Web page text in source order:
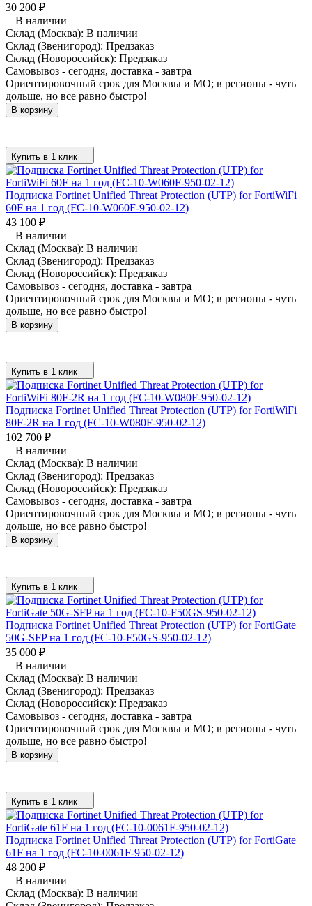
30 200 ₽
В наличии
Склад (Москва): В наличии
Склад (Звенигород): Предзаказ
Склад (Новороссийск): Предзаказ
Самовывоз - сегодня, доставка - завтра
Ориентировочный срок для Москвы и МО; в регионы - чуть
дольше, но все равно быстро!
В корзину
Купить в 1 клик
Подписка Fortinet Unified Threat Protection (UTP) for FortiWiFi
60F на 1 год (FC-10-W060F-950-02-12)
43 100 ₽
В наличии
Склад (Москва): В наличии
Склад (Звенигород): Предзаказ
Склад (Новороссийск): Предзаказ
Самовывоз - сегодня, доставка - завтра
Ориентировочный срок для Москвы и МО; в регионы - чуть
дольше, но все равно быстро!
В корзину
Купить в 1 клик
Подписка Fortinet Unified Threat Protection (UTP) for FortiWiFi
80F-2R на 1 год (FC-10-W080F-950-02-12)
102 700 ₽
В наличии
Склад (Москва): В наличии
Склад (Звенигород): Предзаказ
Склад (Новороссийск): Предзаказ
Самовывоз - сегодня, доставка - завтра
Ориентировочный срок для Москвы и МО; в регионы - чуть
дольше, но все равно быстро!
В корзину
Купить в 1 клик
Подписка Fortinet Unified Threat Protection (UTP) for FortiGate
50G-SFP на 1 год (FC-10-F50GS-950-02-12)
35 000 ₽
В наличии
Склад (Москва): В наличии
Склад (Звенигород): Предзаказ
Склад (Новороссийск): Предзаказ
Самовывоз - сегодня, доставка - завтра
Ориентировочный срок для Москвы и МО; в регионы - чуть
дольше, но все равно быстро!
В корзину
Купить в 1 клик
Подписка Fortinet Unified Threat Protection (UTP) for FortiGate
61F на 1 год (FC-10-0061F-950-02-12)
48 200 ₽
В наличии
Склад (Москва): В наличии